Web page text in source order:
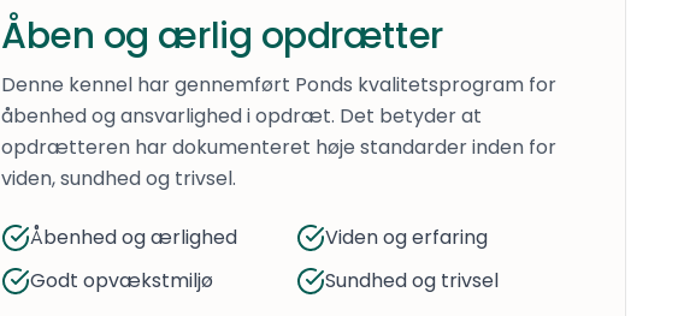
Åben og ærlig opdrætter
Denne kennel har gennemført Ponds kvalitetsprogram for
åbenhed og ansvarlighed i opdræt. Det betyder at
opdrætteren har dokumenteret høje standarder inden for
viden, sundhed og trivsel.
Åbenhed og ærlighed
Viden og erfaring
Godt opvækstmiljø
Sundhed og trivsel